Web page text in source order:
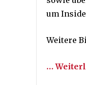
um
Weitere
…